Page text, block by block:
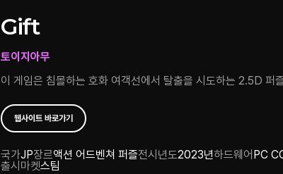
Gift
토이지아무
이 게임은 침몰하는 호화 여객선에서 탈출을 시도하는 2.5D 퍼
웹사이트 바로가기
국가JP장르액션 어드벤쳐 퍼즐전시년도2023년하드웨어 PC
출시마켓스팀